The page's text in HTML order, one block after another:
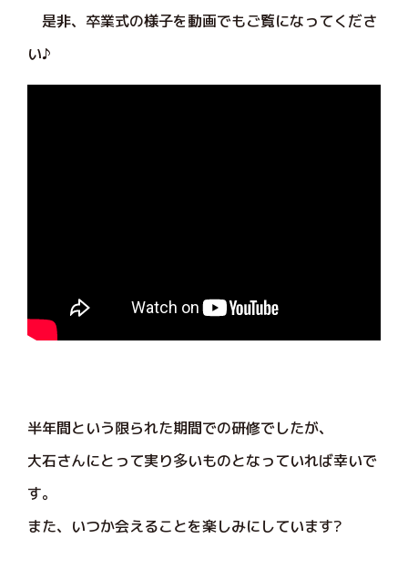
是非、卒業式の様子を動画でもご覧になってくださ
い♪
半年間という限られた期間での研修でしたが、
大石さんにとって実り多いものとなっていれば幸いで
す。
また、いつか会えることを楽しみにしています?